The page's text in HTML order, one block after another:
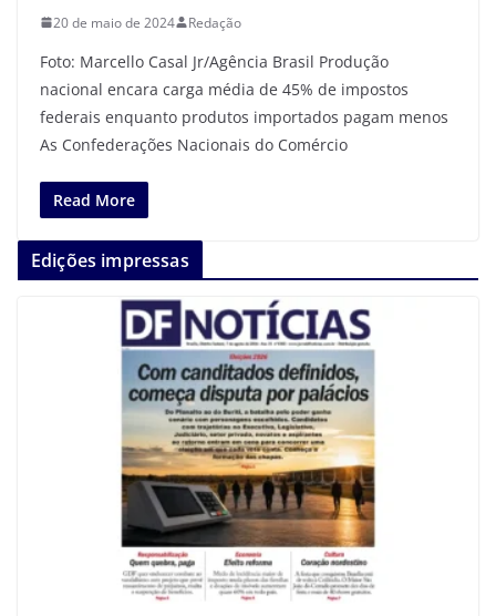
20 de maio de 2024 Redação
Foto: Marcello Casal Jr/Agência Brasil Produção
nacional encara carga média de 45% de impostos
federais enquanto produtos importados pagam menos
As Confederações Nacionais do Comércio
Read More
Edições impressas